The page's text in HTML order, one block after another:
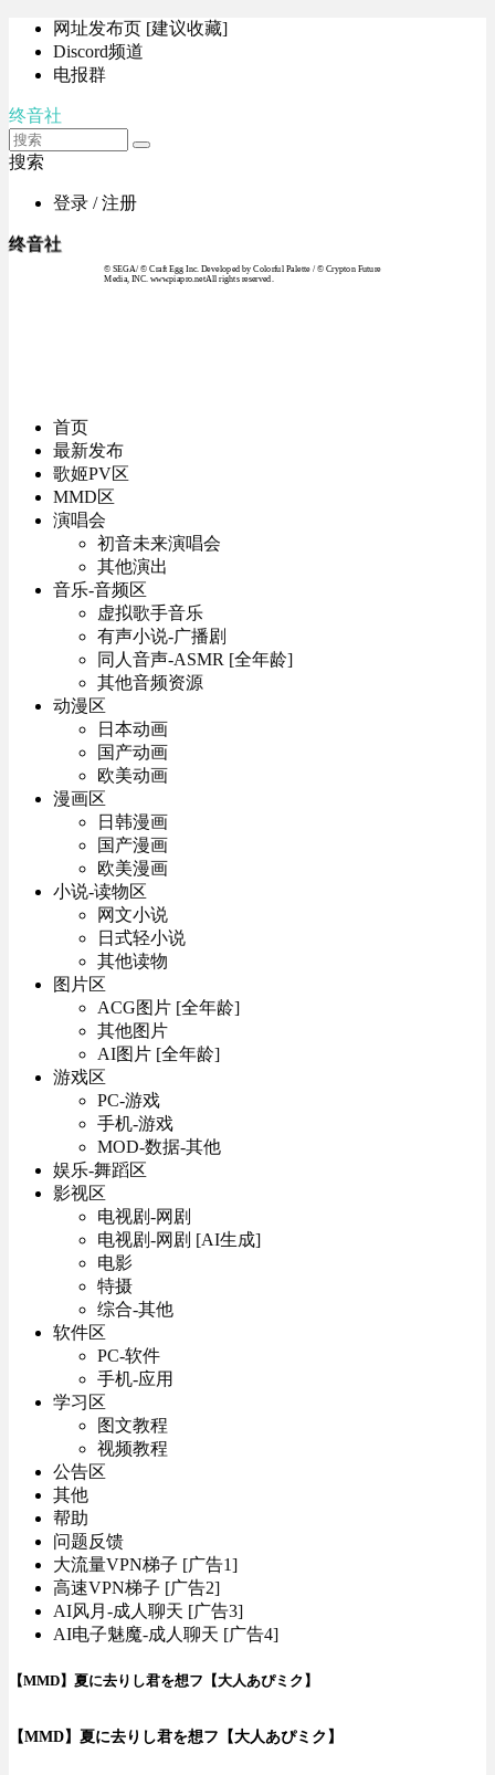
网址发布页 [建议收藏]
Discord频道
电报群
终音社
搜索
登录 / 注册
终音社
© SEGA / © Craft Egg Inc. Developed by Colorful Palette / © Crypton Future
Media, INC. www.piapro.netAll rights reserved.
首页
最新发布
歌姬PV区
MMD区
演唱会
初音未来演唱会
其他演出
音乐-音频区
虚拟歌手音乐
有声小说-广播剧
同人音声-ASMR [全年龄]
其他音频资源
动漫区
日本动画
国产动画
欧美动画
漫画区
日韩漫画
国产漫画
欧美漫画
小说-读物区
网文小说
日式轻小说
其他读物
图片区
ACG图片 [全年龄]
其他图片
AI图片 [全年龄]
游戏区
PC-游戏
手机-游戏
MOD-数据-其他
娱乐-舞蹈区
影视区
电视剧-网剧
电视剧-网剧 [AI生成]
电影
特摄
综合-其他
软件区
PC-软件
手机-应用
学习区
图文教程
视频教程
公告区
其他
帮助
问题反馈
大流量VPN梯子 [广告1]
高速VPN梯子 [广告2]
AI风月-成人聊天 [广告3]
AI电子魅魔-成人聊天 [广告4]
【MMD】夏に去りし君を想フ【大人あぴミク】
【MMD】夏に去りし君を想フ【大人あぴミク】